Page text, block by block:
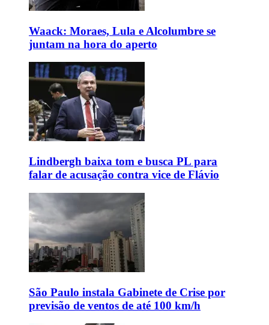
Waack: Moraes, Lula e Alcolumbre se
juntam na hora do aperto
Lindbergh baixa tom e busca PL para
falar de acusação contra vice de Flávio
São Paulo instala Gabinete de Crise por
previsão de ventos de até 100 km/h